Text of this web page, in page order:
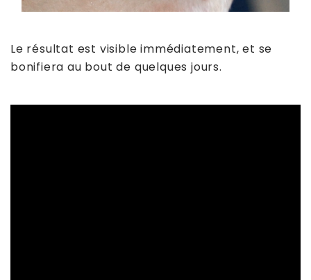
Le résultat est visible immédiatement, et se
bonifiera au bout de quelques jours.